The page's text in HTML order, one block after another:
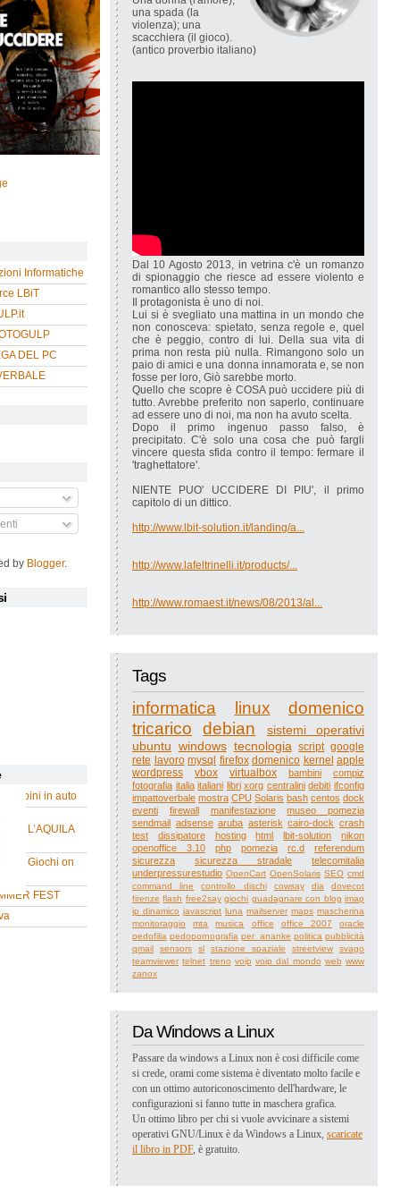
Informatiche
LBiT
DEL PC
by Blogger.
in auto
L’AQUILA
su Giochi on
FEST
una spada (la
violenza); una
scacchiera (il gioco).
(antico proverbio italiano)
Dal 10 Agosto 2013, in vetrina c'è un romanzo
di spionaggio che riesce ad essere violento e
romantico allo stesso tempo.
Il protagonista è uno di noi.
Lui si è svegliato una mattina in un mondo che
non conosceva: spietato, senza regole e, quel
che è peggio, contro di lui. Della sua vita di
prima non resta più nulla. Rimangono solo un
paio di amici e una donna innamorata e, se non
fosse per loro, Giò sarebbe morto.
Quello che scopre è COSA può uccidere più di
tutto. Avrebbe preferito non saperlo, continuare
ad essere uno di noi, ma non ha avuto scelta.
Dopo il primo ingenuo passo falso, è
precipitato. C'è solo una cosa che può fargli
vincere questa sfida contro il tempo: fermare il
'traghettatore'.
NIENTE PUO' UCCIDERE DI PIU', il primo
capitolo di un dittico.
http://www.lbit-solution.it/landing/a...
http://www.lafeltrinelli.it/products/...
http://www.romaest.it/news/08/2013/al...
Tags
informatica
linux
domenico
tricarico
debian
sistemi operativi
ubuntu windows tecnologia script google
rete lavoro mysql firefox domenico kernel apple
wordpress
vbox virtualbox bambini
compiz
fotografia italia italiani libri xorg centralini debiti ifconfig
impattoverbale mostra CPU Solaris bash centos dock
eventi
firewall manifestazione
museo pomezia
sendmail adsense aruba asterisk cairo-dock crash
test
dissipatore hosting html lbit-solution
nikon
openoffice 3.10
php pomezia rc.d
referendum
sicurezza
sicurezza stradale
telecomitalia
underpressurestudio OpenCart OpenSolaris SEO cmd
command line
controllo dischi cowsay dia
dovecot
firenze flash free2say giochi guadagnare con blog imap
ip dinamico javascript luna mailserver maps mascherina
monitoraggio
mta musica office office 2007
oracle
pedofilia pedopornografia per_ananke politica pubblicità
qmail
sensors sl stazione spaziale streetview
svago
teamviewer telnet treno voip voip dal mondo web www
zanox
Da Windows a Linux
Passare da windows a Linux non è cosi difficile come
si crede, orami come sistema è diventato molto facile e
con un ottimo autoriconoscimento dell'hardware, le
configurazioni si fanno tutte in maschera grafica.
Un ottimo libro per chi si vuole avvicinare a sistemi
operativi GNU/Linux è da Windows a Linux, scaricate
il libro in PDF, è gratuito.